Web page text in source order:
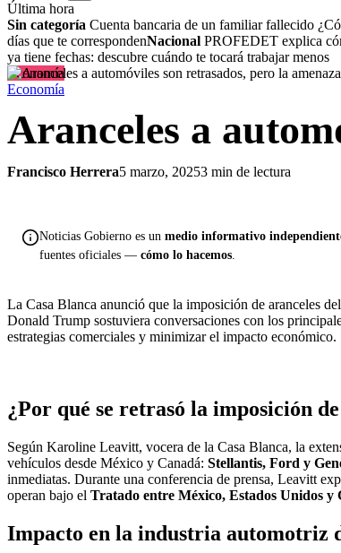
Última hora
Sin categoría Cuenta bancaria de un familiar fallecido
días que te correspondenNacional PROFEDET explica
ya tiene fechas: descubre cuándo te tocará trabajar menos
Economía
Economía
Aranceles a
Francisco Herrera5 marzo, 20253 min de lectura
Noticias Gobierno es un medio informativo
fuentes oficiales — cómo lo hacemos.
La Casa Blanca anunció que la imposición de aranceles
Donald Trump sostuviera conversaciones con los
estrategias comerciales y minimizar el impacto económico.
¿Por qué se retrasó la imposición
Según Karoline Leavitt, vocera de la Casa Blanca, la
vehículos desde México y Canadá: Stellantis, Ford y
inmediatas. Durante una conferencia de prensa, Leavitt
operan bajo el Tratado entre México, Estados Unidos
Impacto en la industria automotriz